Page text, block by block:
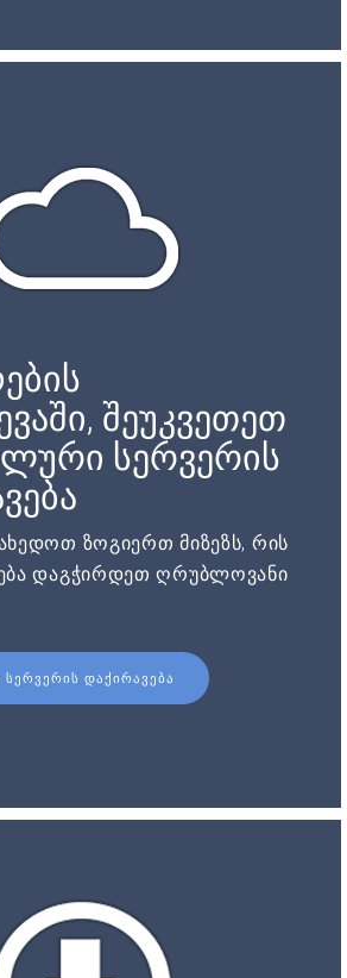
შეუკვეთეთ
სერვერის
ზოგიერთ მიზეზს, რის
დაგჭირდეთ ღრუბლოვანი
ᲓᲐᲥᲘᲠᲐᲕᲔᲑᲐ